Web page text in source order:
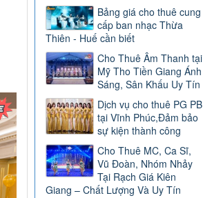
Bảng giá cho thuê cung
cấp ban nhạc Thừa
Thiên - Huế cần biết
Cho Thuê Âm Thanh tại
Mỹ Tho Tiền Giang Ánh
Sáng, Sân Khấu Uy Tín
Dịch vụ cho thuê PG PB
tại Vĩnh Phúc,Đảm bảo
sự kiện thành công
Cho Thuê MC, Ca Sĩ,
Vũ Đoàn, Nhóm Nhảy
Tại Rạch Giá Kiên
Giang – Chất Lượng Và Uy Tín